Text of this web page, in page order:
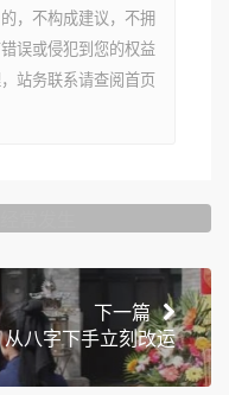
，不构成建议，不拥
误或侵犯到您的权益
站务联系请查阅首页
下一篇
八字下手立刻改运